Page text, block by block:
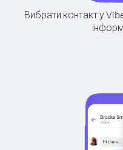
Вибрати контакт у